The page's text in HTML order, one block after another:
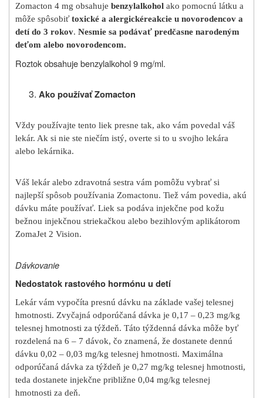
Zomacton 4 mg obsahuje benzylalkohol ako pomocnú látku a
môže spôsobiť toxické a alergickéreakcie u novorodencov a
detí do 3 rokov. Nesmie sa podávať predčasne narodeným
deťom alebo novorodencom.
Roztok obsahuje benzylalkohol 9 mg/ml.
Ako používať Zomacton
Vždy používajte tento liek presne tak, ako vám povedal váš
lekár. Ak si nie ste niečím istý, overte si to u svojho lekára
alebo lekárnika.
Váš lekár alebo zdravotná sestra vám pomôžu vybrať si
najlepší spôsob používania Zomactonu. Tiež vám povedia, akú
dávku máte používať. Liek sa podáva injekčne pod kožu
bežnou injekčnou striekačkou alebo bezihlovým aplikátorom
ZomaJet 2 Vision.
Dávkovanie
Nedostatok rastového hormónu u detí
Lekár vám vypočíta presnú dávku na základe vašej telesnej
hmotnosti. Zvyčajná odporúčaná dávka je 0,17 – 0,23 mg/kg
telesnej hmotnosti za týždeň. Táto týždenná dávka môže byť
rozdelená na 6 – 7 dávok, čo znamená, že dostanete dennú
dávku 0,02 – 0,03 mg/kg telesnej hmotnosti. Maximálna
odporúčaná dávka za týždeň je 0,27 mg/kg telesnej hmotnosti,
teda dostanete injekčne približne 0,04 mg/kg telesnej
hmotnosti za deň.